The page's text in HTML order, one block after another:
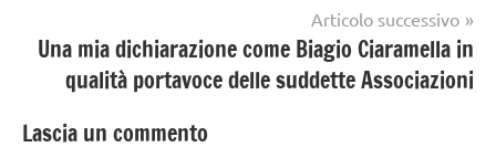
Articolo successivo
Una mia dichiarazione come Biagio Ciaramella in
qualità portavoce delle suddette Associazioni
Lascia un commento